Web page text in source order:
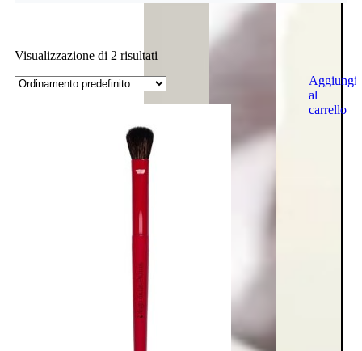
Aggiungi
al
carrello
Visualizzazione di 2 risultati